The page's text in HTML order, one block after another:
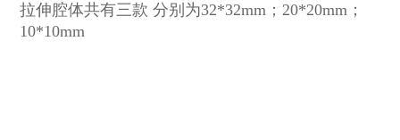
拉伸腔体共有三款 分别为32*32mm；20*20mm；
10*10mm